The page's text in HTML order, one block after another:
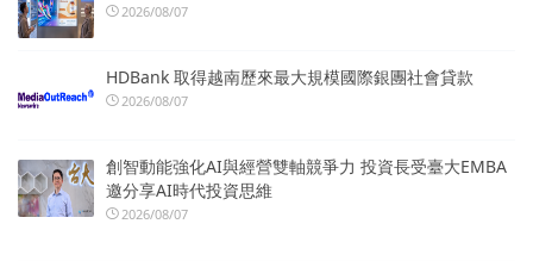
2026/08/07
HDBank 取得越南歷來最大規模國際銀團社會貸款
2026/08/07
創智動能強化AI與經營雙軸競爭力 投資長受臺大EMBA
邀分享AI時代投資思維
2026/08/07